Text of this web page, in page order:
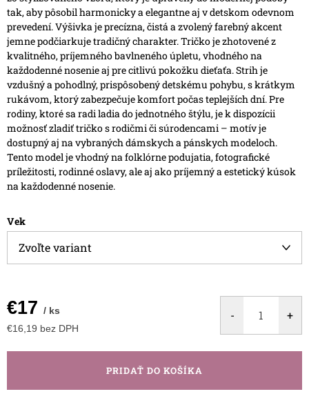
tak, aby pôsobil harmonicky a elegantne aj v detskom odevnom
prevedení. Výšivka je precízna, čistá a zvolený farebný akcent
jemne podčiarkuje tradičný charakter.Tričko je zhotovené z
kvalitného, príjemného bavlneného úpletu, vhodného na
každodenné nosenie aj pre citlivú pokožku dieťaťa. Strih je
vzdušný a pohodlný, prispôsobený detskému pohybu, s krátkym
rukávom, ktorý zabezpečuje komfort počas teplejších dní.Pre
rodiny, ktoré sa radi ladia do jednotného štýlu, je k dispozícii
možnosť zladiť tričko s rodičmi či súrodencami – motív je
dostupný aj na vybraných dámskych a pánskych modeloch.
Tento model je vhodný na folklórne podujatia, fotografické
príležitosti, rodinné oslavy, ale aj ako príjemný a estetický kúsok
na každodenné nosenie.
Vek
€17 / ks
€16,19 bez DPH
cena:
PRIDAŤ DO KOŠÍKA